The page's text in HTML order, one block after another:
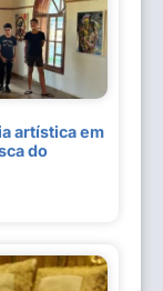
artística em
do